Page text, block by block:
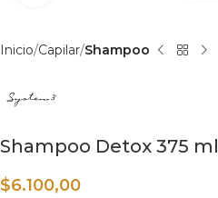
Inicio Capilar Shampoo
Shampoo Detox 375 ml
$6.100,00